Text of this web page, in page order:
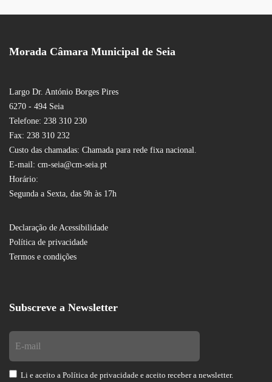
Morada Câmara Municipal de Seia
Largo Dr. António Borges Pires
6270 - 494 Seia
Telefone: 238 310 230
Fax: 238 310 232
Custo das chamadas: Chamada para rede fixa nacional.
E-mail: cm-seia@cm-seia.pt
Horário:
Segunda a Sexta, das 9h às 17h
Declaração de Acessibilidade
Política de privacidade
Termos e condições
Subscreve a Newsletter
Li e aceito a Política de privacidade e aceito receber a newsletter.